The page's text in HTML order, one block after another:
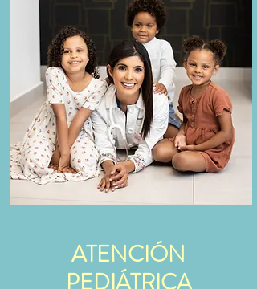
ATENCIÓN
PEDIÁTRICA